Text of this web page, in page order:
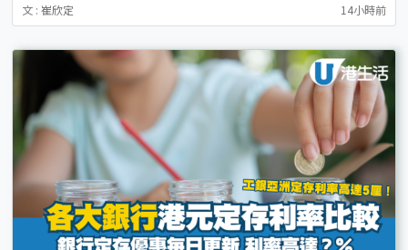
文 : 崔欣定 14小時前